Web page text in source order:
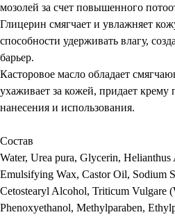
мозолей за счет повышенного
Глицерин смягчает и увлажняет
способности удерживать влагу,
барьер.
Касторовое масло обладает
ухаживает за кожей, придает крему
нанесения и использования.
Состав
Water, Urea pura, Glycerin,
Emulsifying Wax, Castor Oil, Sodium
Cetostearyl Alcohol, Triticum Vulgare
Phenoxyethanol, Methylparaben,